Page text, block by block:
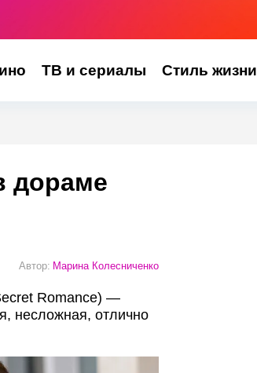
ТВ и сериалы Стиль жизни
дораме
Автор: Марина Колесниченко
Romance) —
несложная, отлично